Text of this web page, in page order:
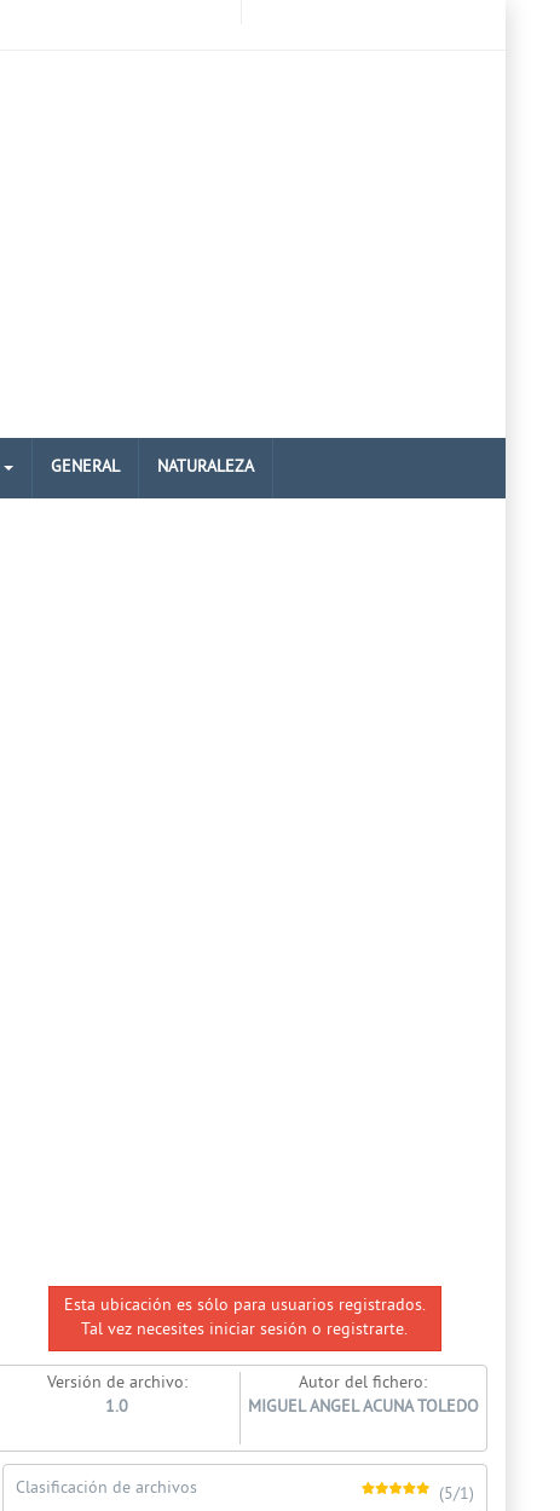
GENERAL NATURALEZA
Esta ubicación es sólo para usuarios registrados.
Tal vez necesites iniciar sesión o registrarte.
Versión de archivo:
1.0
Autor del fichero:
MIGUEL ANGEL ACUNA TOLEDO
Clasificación de archivos (5/1)